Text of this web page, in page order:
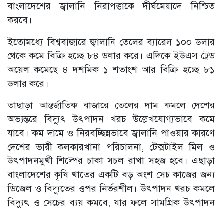
বাংলাদেশের জ্বালানি নিরাপত্তাকে দীর্ঘমেয়াদে নিশ্চিত
করবে।
ইতোমধ্যে বিশ্ববাজারে জ্বালানি তেলের ব্যারেল ১০০ ডলার
থেকে কমে বিক্রি হচ্ছে ৮৪ ডলার করে। এদিকে ইউএস ট্রেড
অয়েল কমেছে ৪ দশমিক ১ শতাংশ আর বিক্রি হচ্ছে ৮১
ডলার করে।
তাছাড়া আন্তর্জাতিক বাজারে তেলের দাম কমলে দেশের
অভ্যন্তরে বিদ্যুৎ উৎপাদন খরচ উল্লেখযোগ্যভাবে কমে
যাবে। কম দামে ও নিরবচ্ছিন্নভাবে জ্বালানি পাওয়ার কারণে
দেশের ভারী কলকারখানা পরিচালনা, টেক্সটাইল মিল ও
উৎপাদনমুখী শিল্পের চাকা সচল রাখা সহজ হবে। এছাড়া
বাংলাদেশের কৃষি খাতের একটি বড় অংশ সেচ কাজের জন্য
ডিজেল ও বিদ্যুতের ওপর নির্ভরশীল। উৎপাদন খরচ কমলে
বিদ্যুৎ ও সেচের ব্যয় কমবে, যার ফলে সামগ্রিক উৎপাদন